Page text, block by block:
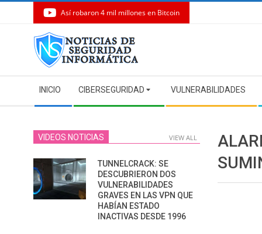
Así robaron 4 mil millones en Bitcoin
Navigation
Menu
INICIO CIBERSEGURIDAD VULNERABILIDADES
VIDEOS NOTICIAS VIEW ALL
TUNNELCRACK: SE
DESCUBRIERON DOS
VULNERABILIDADES
GRAVES EN LAS VPN QUE
HABÍAN ESTADO
INACTIVAS DESDE 1996